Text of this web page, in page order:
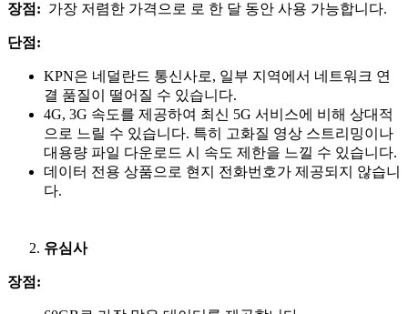
장점: 가장 저렴한 가격으로 로 한 달 동안 사용 가능합니다.
단점:
KPN은 네덜란드 통신사로, 일부 지역에서 네트워크 연
결 품질이 떨어질 수 있습니다.
4G, 3G 속도를 제공하여 최신 5G 서비스에 비해 상대적
으로 느릴 수 있습니다. 특히 고화질 영상 스트리밍이나
대용량 파일 다운로드 시 속도 제한을 느낄 수 있습니다.
데이터 전용 상품으로 현지 전화번호가 제공되지 않습니
다.
유심사
장점: